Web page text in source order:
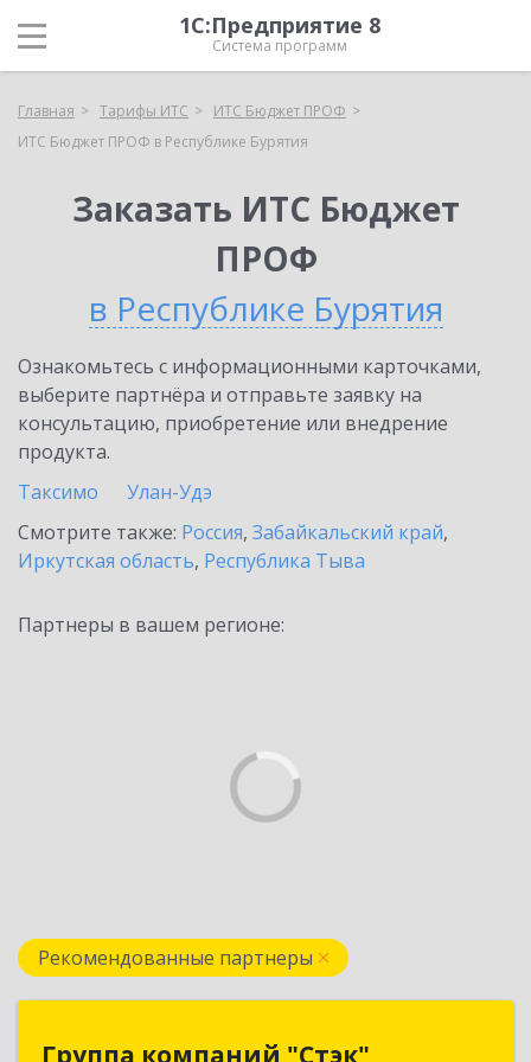
1С:Предприятие 8
Система программ
Главная Тарифы ИТС
ИТС Бюджет ПРОФ
ИТС Бюджет ПРОФ в Республике Бурятия
Заказать ИТС Бюджет
ПРОФ
в Республике Бурятия
Ознакомьтесь с информационными карточками,
выберите партнёра и отправьте заявку на
консультацию, приобретение или внедрение
продукта.
Таксимо
Улан-Удэ
Смотрите также: Россия, Забайкальский край,
Иркутская область, Республика Тыва
Партнеры в вашем регионе:
Рекомендованные партнеры
Группа компаний "Стэк"
Группа компаний "Стэк"